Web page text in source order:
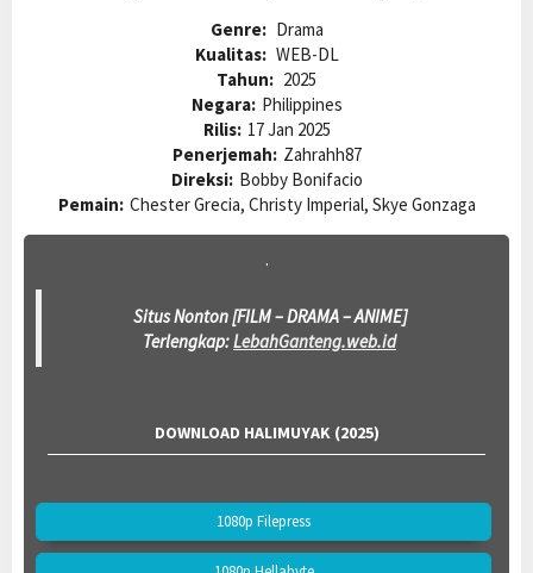
Genre: Drama
Kualitas: WEB-DL
Tahun: 2025
Negara: Philippines
Rilis: 17 Jan 2025
Penerjemah: Zahrahh87
Direksi: Bobby Bonifacio
Pemain: Chester Grecia, Christy Imperial, Skye Gonzaga
.
Situs Nonton [FILM – DRAMA – ANIME]
Terlengkap:LebahGanteng.web.id
DOWNLOAD HALIMUYAK (2025)
1080p Filepress